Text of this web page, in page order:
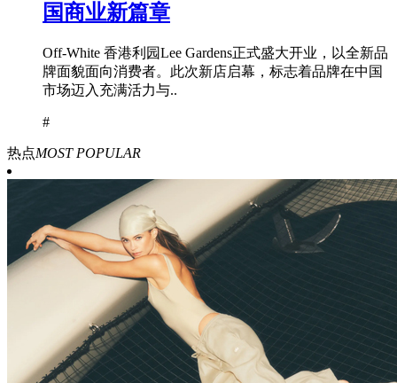
国商业新篇章
Off-White 香港利园Lee Gardens正式盛大开业，以全新品
牌面貌面向消费者。此次新店启幕，标志着品牌在中国
市场迈入充满活力与..
#
热点MOST POPULAR